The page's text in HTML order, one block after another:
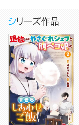
シリーズ作品